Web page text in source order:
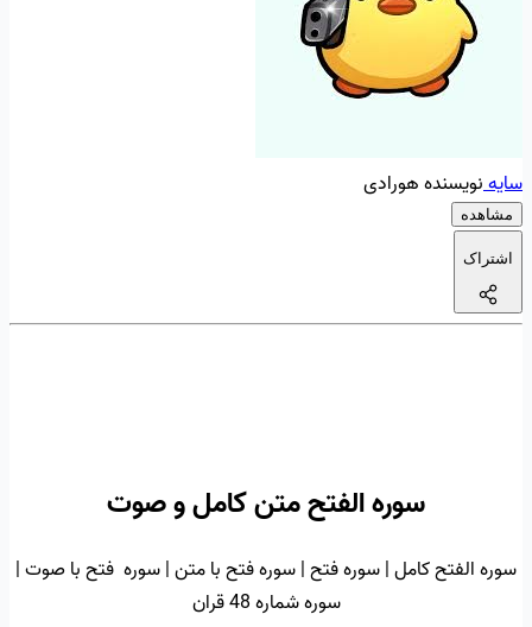
سایهنویسنده هورادی
مشاهده
اشتراک
سوره الفتح متن کامل و صوت
سوره الفتح کامل | سوره فتح | سوره فتح با متن | سوره فتح با صوت |
سوره شماره 48 قران